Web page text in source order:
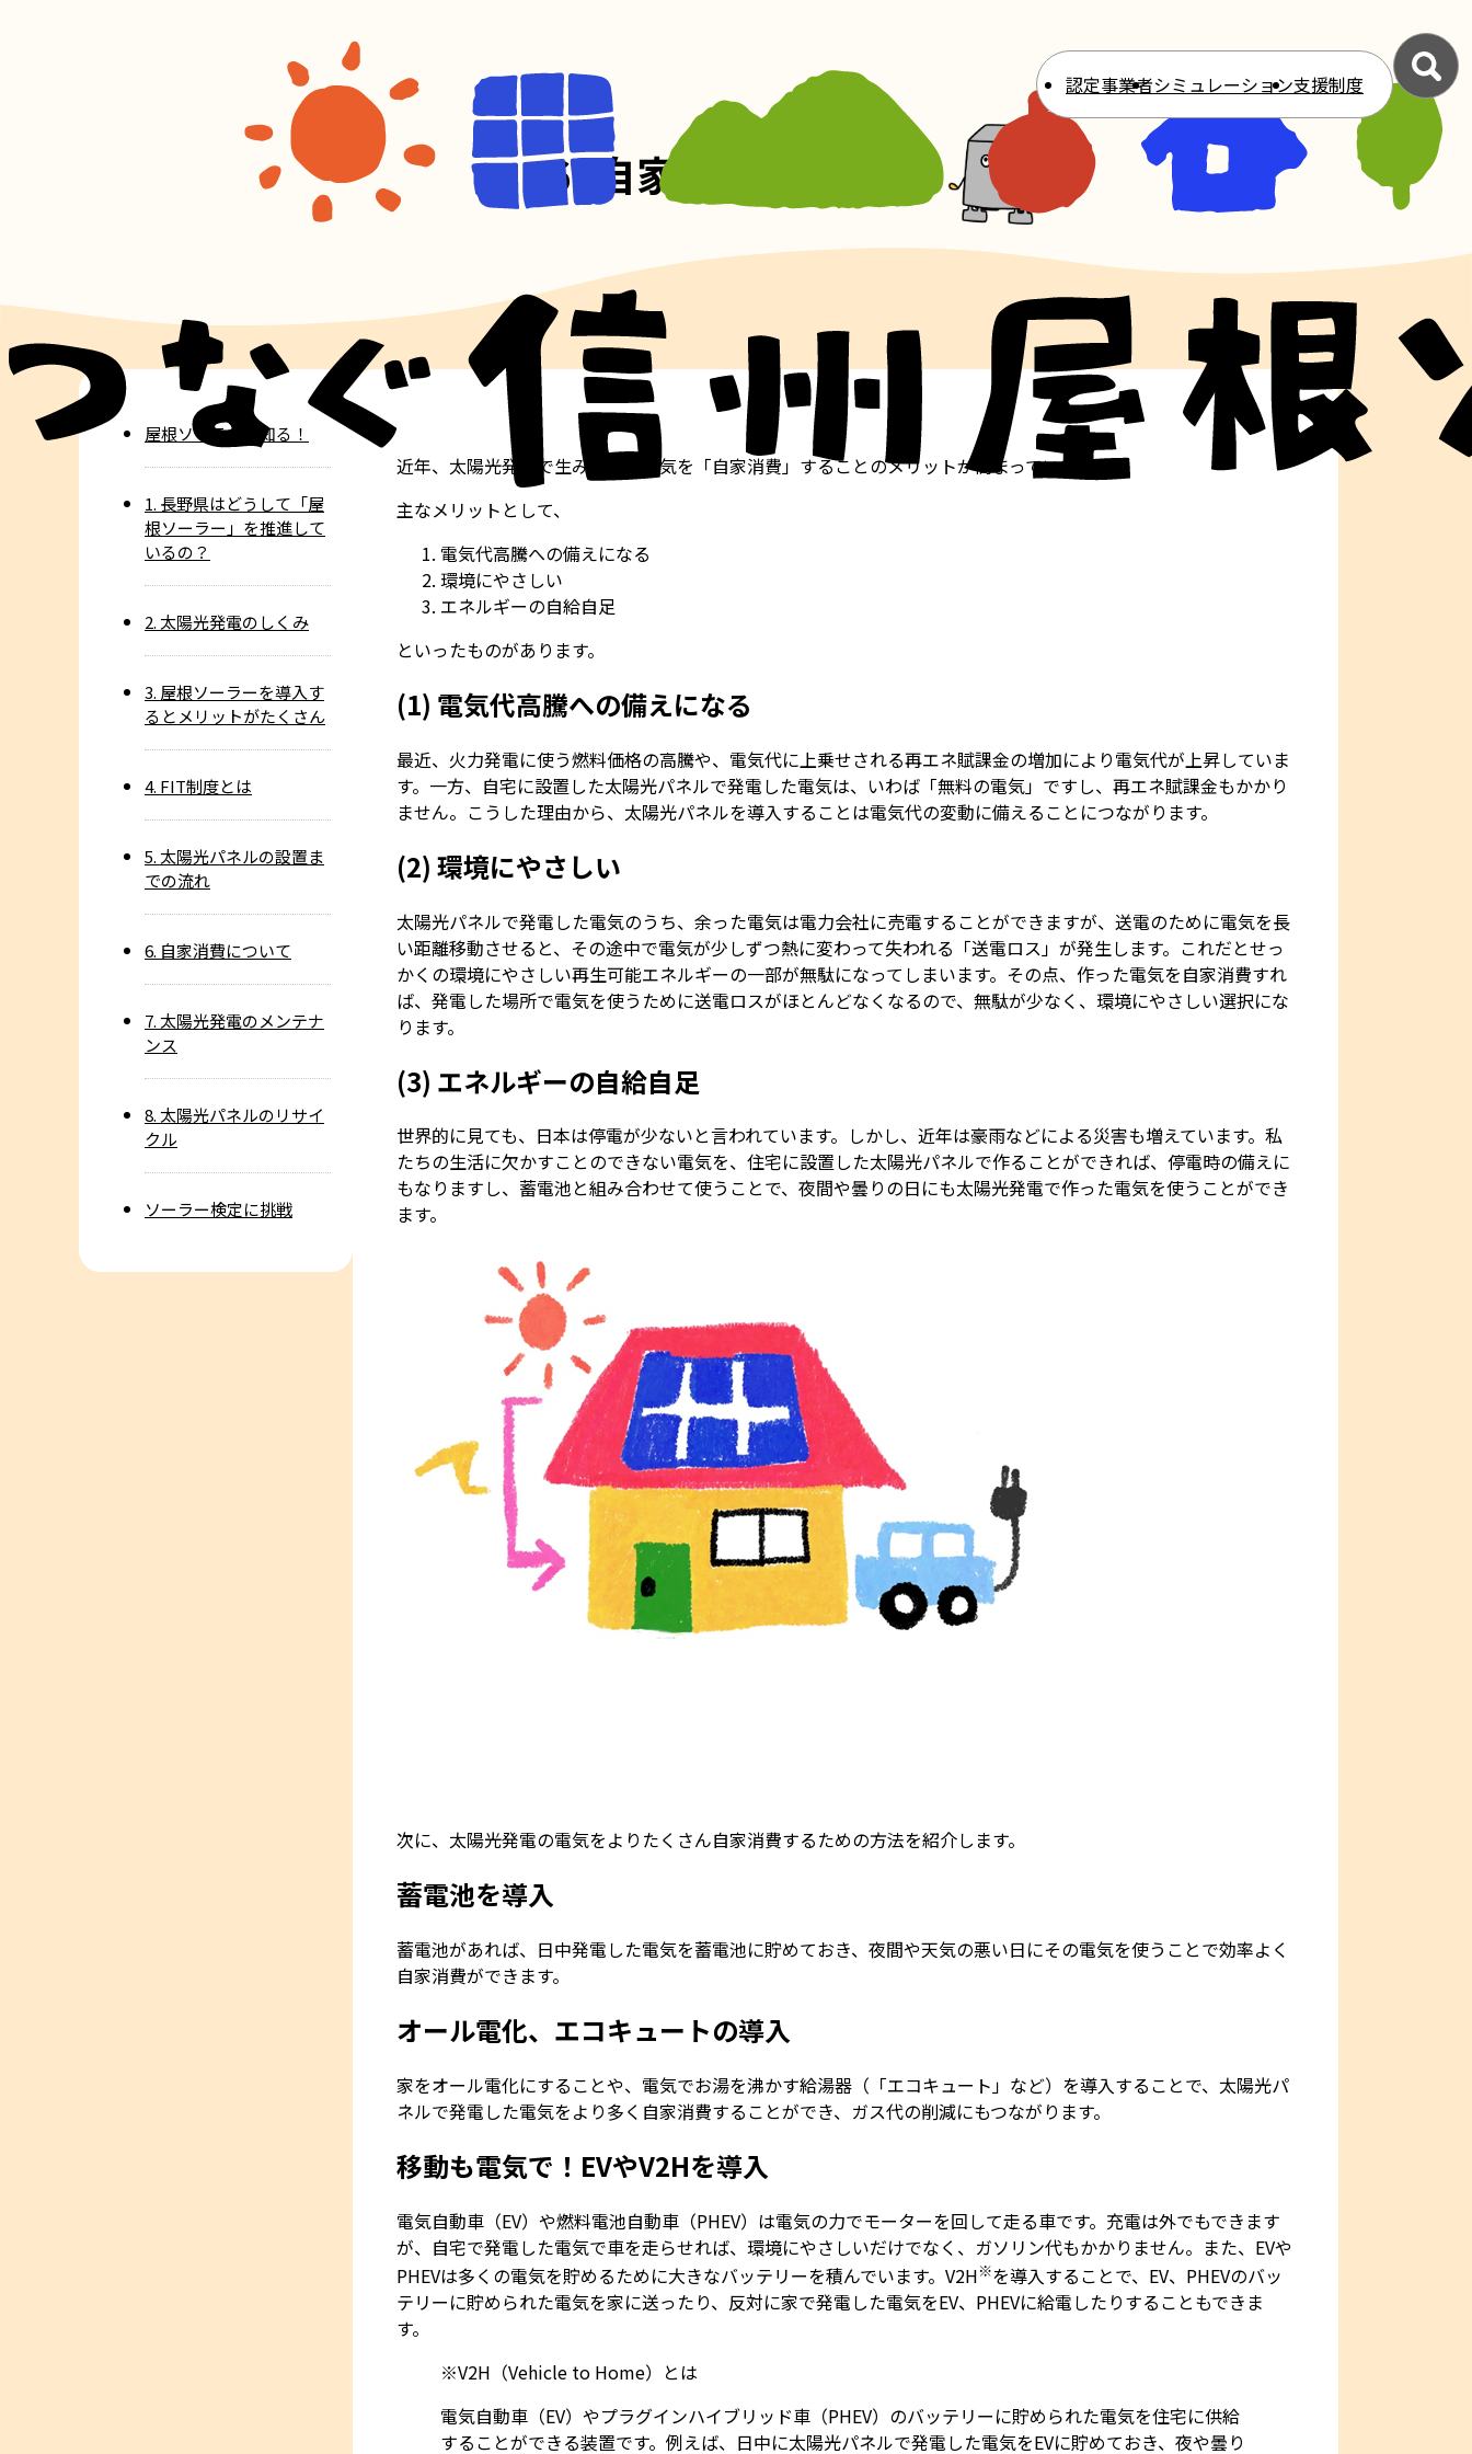
認定事業者シミュレーション支援制度
6. 自家消費について
屋根ソーラーを知る！
1. 長野県はどうして「屋
根ソーラー」を推進して
いるの？
2. 太陽光発電のしくみ
3. 屋根ソーラーを導入す
るとメリットがたくさん
4. FIT制度とは
5. 太陽光パネルの設置ま
での流れ
6. 自家消費について
7. 太陽光発電のメンテナ
ンス
8. 太陽光パネルのリサイ
クル
ソーラー検定に挑戦
近年、太陽光発電で生み出した電気を「自家消費」することのメリットが高まっています。
主なメリットとして、
電気代高騰への備えになる
環境にやさしい
エネルギーの自給自足
といったものがあります。
(1) 電気代高騰への備えになる
最近、火力発電に使う燃料価格の高騰や、電気代に上乗せされる再エネ賦課金の増加により電気代が上昇していま
す。一方、自宅に設置した太陽光パネルで発電した電気は、いわば「無料の電気」ですし、再エネ賦課金もかかり
ません。こうした理由から、太陽光パネルを導入することは電気代の変動に備えることにつながります。
(2) 環境にやさしい
太陽光パネルで発電した電気のうち、余った電気は電力会社に売電することができますが、送電のために電気を長
い距離移動させると、その途中で電気が少しずつ熱に変わって失われる「送電ロス」が発生します。これだとせっ
かくの環境にやさしい再生可能エネルギーの一部が無駄になってしまいます。その点、作った電気を自家消費すれ
ば、発電した場所で電気を使うために送電ロスがほとんどなくなるので、無駄が少なく、環境にやさしい選択にな
ります。
(3) エネルギーの自給自足
世界的に見ても、日本は停電が少ないと言われています。しかし、近年は豪雨などによる災害も増えています。私
たちの生活に欠かすことのできない電気を、住宅に設置した太陽光パネルで作ることができれば、停電時の備えに
もなりますし、蓄電池と組み合わせて使うことで、夜間や曇りの日にも太陽光発電で作った電気を使うことができ
ます。
次に、太陽光発電の電気をよりたくさん自家消費するための方法を紹介します。
蓄電池を導入
蓄電池があれば、日中発電した電気を蓄電池に貯めておき、夜間や天気の悪い日にその電気を使うことで効率よく
自家消費ができます。
オール電化、エコキュートの導入
家をオール電化にすることや、電気でお湯を沸かす給湯器（「エコキュート」など）を導入することで、太陽光パ
ネルで発電した電気をより多く自家消費することができ、ガス代の削減にもつながります。
移動も電気で！EVやV2Hを導入
電気自動車（EV）や燃料電池自動車（PHEV）は電気の力でモーターを回して走る車です。充電は外でもできます
が、自宅で発電した電気で車を走らせれば、環境にやさしいだけでなく、ガソリン代もかかりません。また、EVや
PHEVは多くの電気を貯めるために大きなバッテリーを積んでいます。V2H※を導入することで、EV、PHEVのバッ
テリーに貯められた電気を家に送ったり、反対に家で発電した電気をEV、PHEVに給電したりすることもできま
す。
※V2H（Vehicle to Home）とは
電気自動車（EV）やプラグインハイブリッド車（PHEV）のバッテリーに貯められた電気を住宅に供給
することができる装置です。例えば、日中に太陽光パネルで発電した電気をEVに貯めておき、夜や曇り